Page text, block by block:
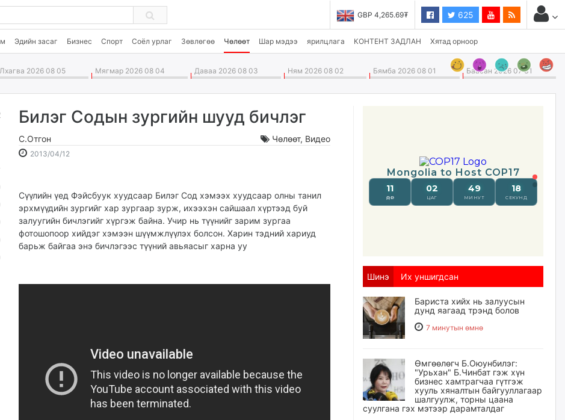
USD 3,496.90₮
GBP 4,265.69₮ 625
Эдийн засаг Бизнес Спорт Соёл урлаг Зөвлөгөө Чөлөөт Шар мэдээ ярилцлага КОНТЕНТ ЗАДЛАН Хятад орноор
2026 08 05 Мягмар 2026 08 04 Даваа 2026 08 03 Ням 2026 08 02 Бямба 2026 08 01 Баасан 2026 07 31
Билэг Содын зургийн шууд бичлэг
С.Отгон Чөлөөт, Видео
2013/04/12
17:36:11
14:10:09
Сүүлийн үед Фэйсбуук хуудсаар Билэг Сод хэмээх хуудсаар олны танил
эрхмүүдийн зургийг хар зургаар зурж, ихээхэн сайшаал хүртээд буй
залуугийн бичлэгийг хүргэж байна. Учир нь түүнийг зарим зургаа
фотошопоор хийдэг хэмээн шүүмжлүүлэх болсон. Харин тэдний хариуд
барьж байгаа энэ бичлэгээс түүний авьяасыг харна уу
Шинэ Их уншигдсан
Бариста хийх нь залуусын
дунд яагаад трэнд болов
7 минутын өмнө
Өмгөөлөгч Б.Оюунбилэг:
"Урьхан" Б.Чинбат гэж хүн
бизнес хамтрагчаа гүтгэж
хууль хяналтын байгууллагаар
шалгуулж, торны цаана
суулгана гэх мэтээр дарамталдаг